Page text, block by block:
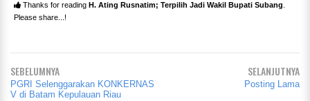
Thanks for reading H. Ating Rusnatim; Terpilih Jadi Wakil Bupati Subang.
Please share...!
SEBELUMNYA
PGRI Selenggarakan KONKERNAS
V di Batam Kepulauan Riau
SELANJUTNYA
Posting Lama